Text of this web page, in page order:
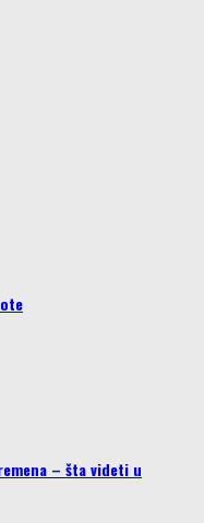
– šta videti u